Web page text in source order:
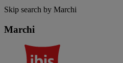
Skip search by Marchi
Marchi